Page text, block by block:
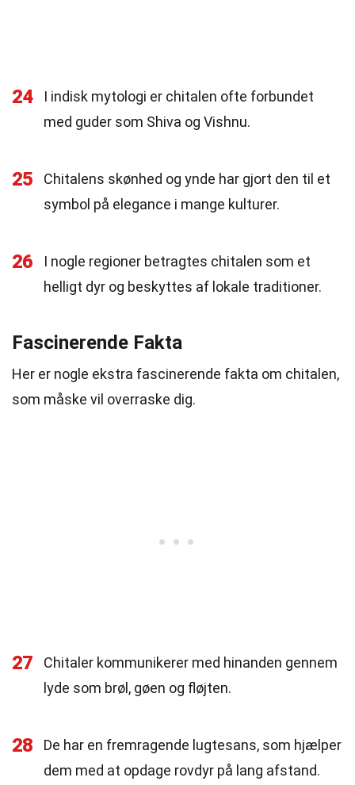
24
I indisk mytologi er chitalen ofte forbundet
med guder som Shiva og Vishnu.
25
Chitalens skønhed og ynde har gjort den til et
symbol på elegance i mange kulturer.
26
I nogle regioner betragtes chitalen som et
helligt dyr og beskyttes af lokale traditioner.
Fascinerende Fakta
Her er nogle ekstra fascinerende fakta om chitalen,
som måske vil overraske dig.
27
Chitaler kommunikerer med hinanden gennem
lyde som brøl, gøen og fløjten.
28
De har en fremragende lugtesans, som hjælper
dem med at opdage rovdyr på lang afstand.